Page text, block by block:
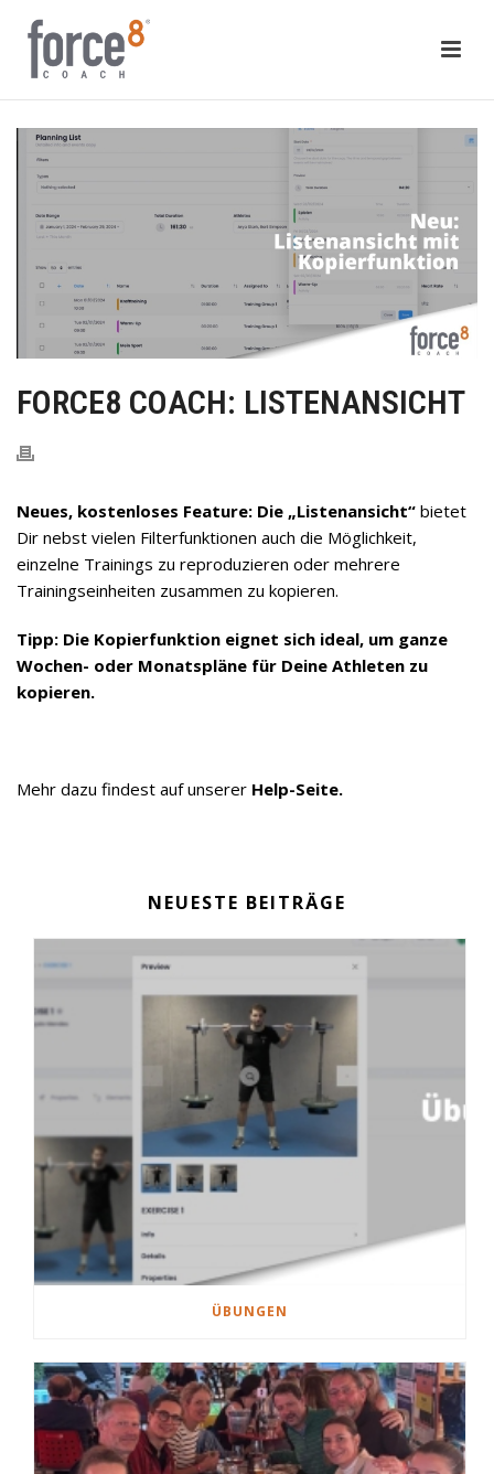
FORCE8 COACH: LISTENANSICHT
Neues, kostenloses Feature: Die „Listenansicht“ bietet
Dir nebst vielen Filterfunktionen auch die Möglichkeit,
einzelne Trainings zu reproduzieren oder mehrere
Trainingseinheiten zusammen zu kopieren.
Tipp: Die Kopierfunktion eignet sich ideal, um ganze
Wochen- oder Monatspläne für Deine Athleten zu
kopieren.
Mehr dazu findest auf unserer Help-Seite.
NEUESTE BEITRÄGE
ÜBUNGEN